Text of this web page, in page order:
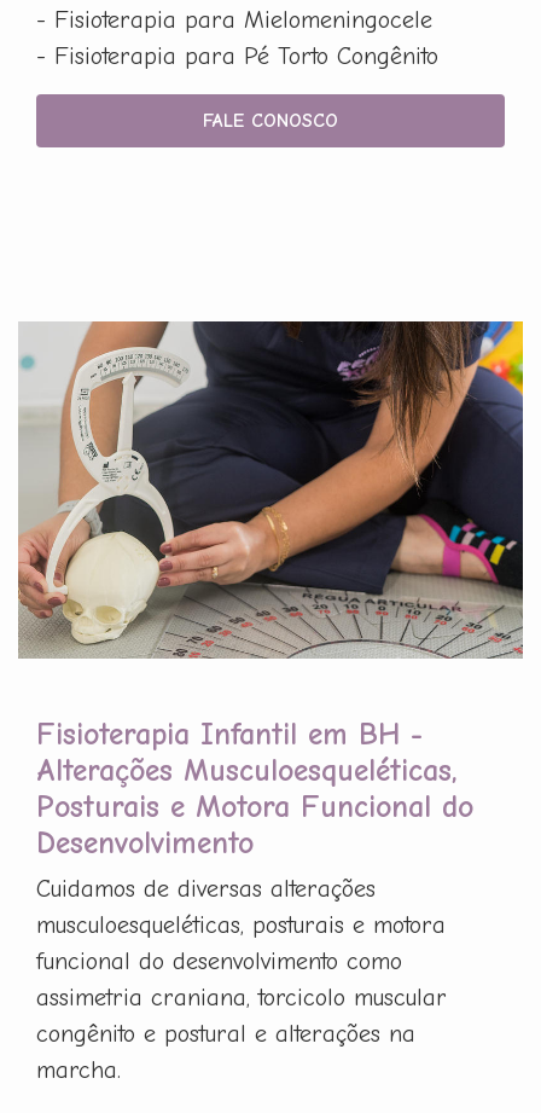
- Fisioterapia para Mielomeningocele
- Fisioterapia para Pé Torto Congênito
FALE CONOSCO
Fisioterapia Infantil em BH -
Alterações Musculoesqueléticas,
Posturais e Motora Funcional do
Desenvolvimento
Cuidamos de diversas alterações
musculoesqueléticas, posturais e motora
funcional do desenvolvimento como
assimetria craniana, torcicolo muscular
congênito e postural e alterações na
marcha.